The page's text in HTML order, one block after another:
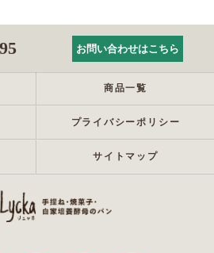
お問い合わせはこちら
商品一覧
プライバシーポリシー
サイトマップ